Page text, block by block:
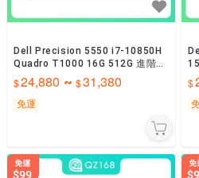
Dell Precision 5550 i7-10850H
Quadro T1000 16G 512G 進階商
務 二手
24,880 ~ 31,380
免運